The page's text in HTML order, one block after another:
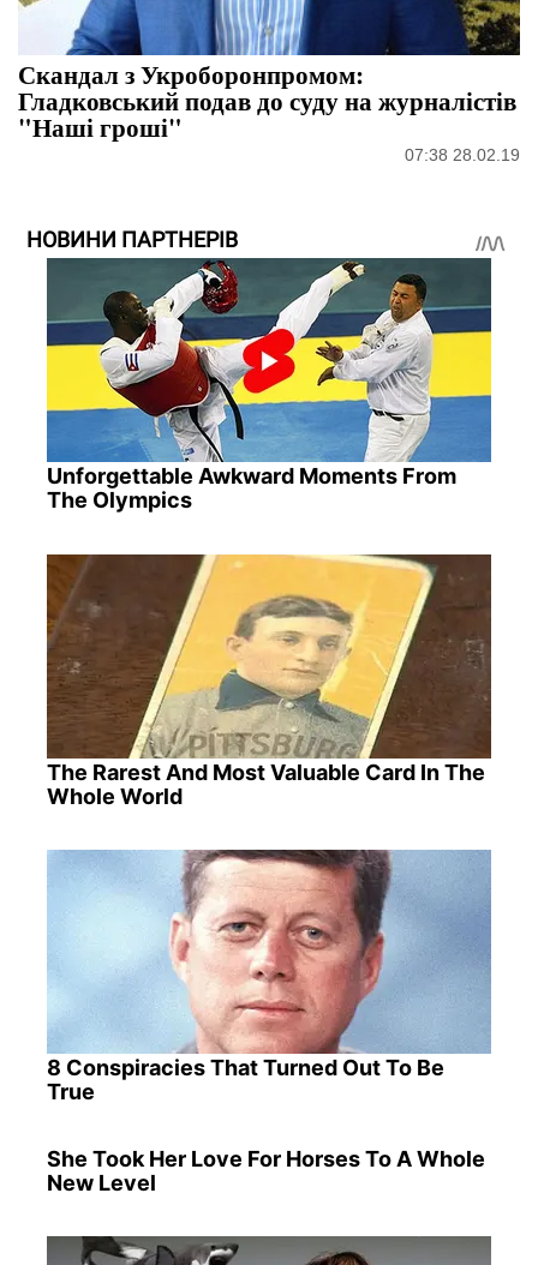
Скандал з Укроборонпромом:
Гладковський подав до суду на журналістів
"Наші гроші"
07:38 28.02.19
НОВИНИ ПАРТНЕРІВ
Unforgettable Awkward Moments From
The Olympics
The Rarest And Most Valuable Card In The
Whole World
8 Conspiracies That Turned Out To Be
True
She Took Her Love For Horses To A Whole
New Level